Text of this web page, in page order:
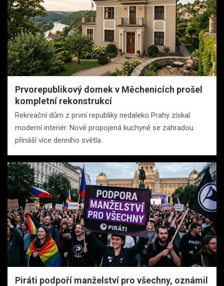
Prvorepublikový domek v Měchenicích prošel
kompletní rekonstrukcí
Rekreační dům z první republiky nedaleko Prahy získal
moderní interiér. Nově propojená kuchyně se zahradou
přináší více denního světla.
Piráti podpoří manželství pro všechny, oznámil